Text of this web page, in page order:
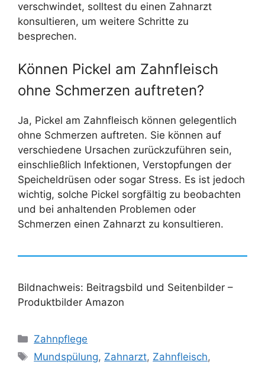
verschwindet, solltest du einen Zahnarzt
konsultieren, um weitere Schritte zu
besprechen.
Können Pickel am Zahnfleisch
ohne Schmerzen auftreten?
Ja, Pickel am Zahnfleisch können gelegentlich
ohne Schmerzen auftreten. Sie können auf
verschiedene Ursachen zurückzuführen sein,
einschließlich Infektionen, Verstopfungen der
Speicheldrüsen oder sogar Stress. Es ist jedoch
wichtig, solche Pickel sorgfältig zu beobachten
und bei anhaltenden Problemen oder
Schmerzen einen Zahnarzt zu konsultieren.
Bildnachweis: Beitragsbild und Seitenbilder –
Produktbilder Amazon
Kategorien
Zahnpflege
Schlagwörter
Mundspülung, Zahnarzt, Zahnfleisch,